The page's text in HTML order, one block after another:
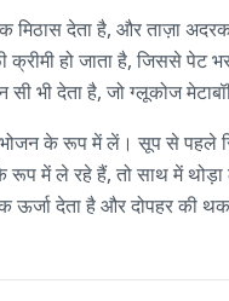
मिठास देता है, और ताज़ा
हो जाता है, जिससे
सी भी देता है, जो ग्लूकोज
के रूप में लें। सूप से पहले
में ले रहे हैं, तो साथ में
देता है और दोपहर की